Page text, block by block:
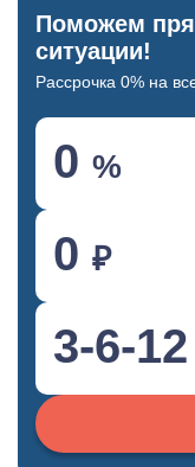
Поможем
ситуации!
Рассрочка 0% на
0 %
0 ₽
3-6-12